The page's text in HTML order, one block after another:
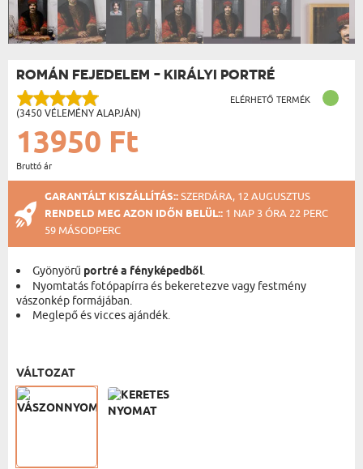
ROMÁN FEJEDELEM - KIRÁLYI PORTRÉ
(3450 VÉLEMÉNY ALAPJÁN)
ELÉRHETŐ TERMÉK
13950 Ft
Bruttó ár
GARANTÁLT KISZÁLLÍTÁS::SZERDÁRA, 12 AUGUSZTUS
RENDELD MEG AZON IDŐN BELÜL:: 1 NAP 3 ÓRA 22 PERC
58 MÁSODPERC
Gyönyörű portré a fényképedből.
Nyomtatás fotópapírra és bekeretezve vagy festmény
vászonkép formájában.
Meglepő és vicces ajándék.
VÁLTOZAT